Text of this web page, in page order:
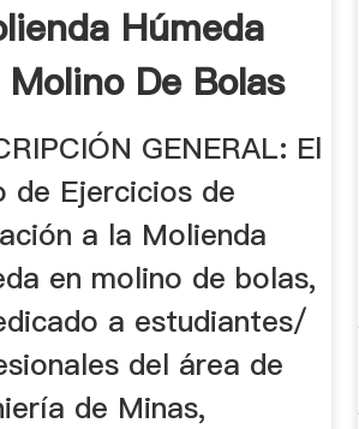
Húmeda
Molino De Bolas
...
GENERAL: El
de Ejercicios de
a la Molienda
en molino de bolas,
a estudiantes/
del área de
de Minas,